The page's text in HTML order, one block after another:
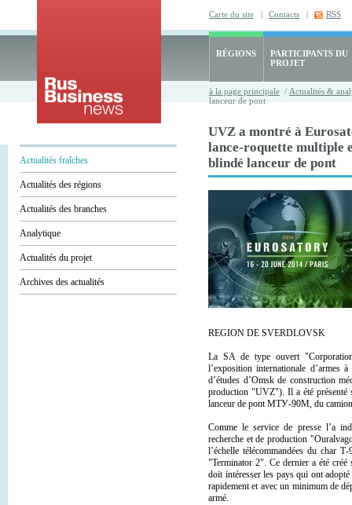
Carte du site | Contacts | RSS
RÉGIONS
PARTICIPANTS DU
PROJET
à la page principale / Actualités &
lanceur de pont
Actualités fraîches
Actualités des régions
Actualités des branches
Analytique
Actualités du projet
Archives des actualités
UVZ a montré à
lance-roquette multiple
blindé lanceur de pont
REGION DE SVERDLOVSK
La SA de type ouvert
l’exposition internationale d’armes
d’études d’Omsk de construction
production "UVZ"). Il a été présenté
lanceur de pont МТУ-90М, du
Comme le service de presse l’a
recherche et de production
l’échelle télécommandées du char
"Terminator 2". Ce dernier a été
doit intéresser les pays qui ont
rapidement et avec un minimum de
armé.